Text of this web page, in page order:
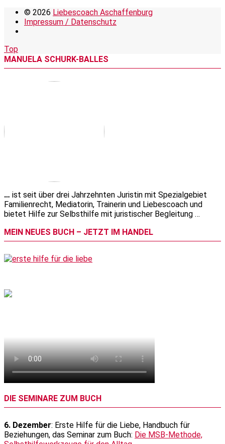
© 2026 Liebescoach Aschaffenburg
Impressum / Datenschutz
Top
MANUELA SCHURK-BALLES
… ist seit über drei Jahrzehnten Juristin mit Spezialgebiet
Familienrecht, Mediatorin, Trainerin und Liebescoach und
bietet Hilfe zur Selbsthilfe mit juristischer Begleitung …
MEIN NEUES BUCH – JETZT IM HANDEL
DIE SEMINARE ZUM BUCH
6. Dezember: Erste Hilfe für die Liebe, Handbuch für
Beziehungen, das Seminar zum Buch: Die MSB-Methode,